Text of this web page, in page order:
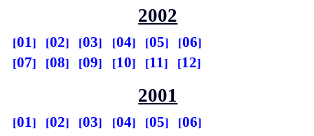
2002
01 02 03 04 05
06
07
08 09 10 11 12
2001
01 02 03 04 05
06